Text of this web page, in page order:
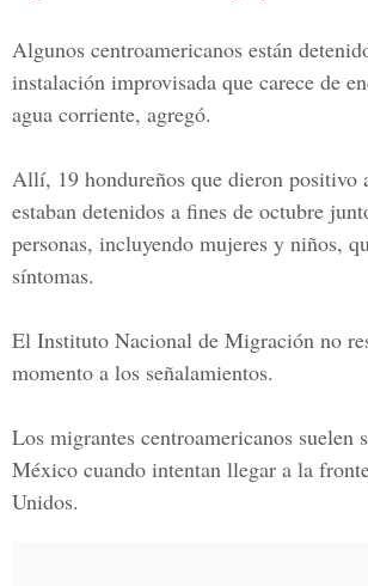
Algunos centroamericanos están
instalación improvisada que carece de
agua corriente, agregó.
Allí, 19 hondureños que dieron positivo
estaban detenidos a fines de octubre
personas, incluyendo mujeres y niños,
síntomas.
El Instituto Nacional de Migración no
momento a los señalamientos.
Los migrantes centroamericanos suelen
México cuando intentan llegar a la
Unidos.